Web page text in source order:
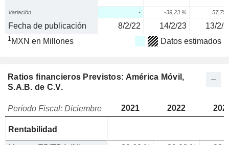
Variación - -39,23 % 57,75
Fecha de publicación 8/2/22 14/2/23 13/2/
1 MXN en Millones Datos estimados
Ratios financieros Previstos: América Móvil,
S.A.B. de C.V.
Período Fiscal: Diciembre 2021 2022
Rentabilidad